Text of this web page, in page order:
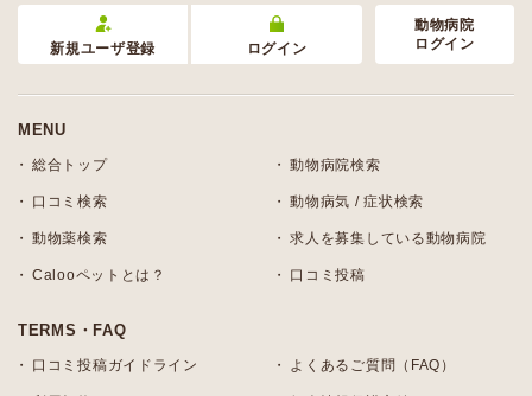
新規ユーザ登録 ログイン
動物病院
ログイン
MENU
総合トップ 動物病院検索
口コミ検索 動物病気 / 症状検索
動物薬検索 求人を募集している動物病院
Calooペットとは？ 口コミ投稿
TERMS・FAQ
口コミ投稿ガイドライン よくあるご質問（FAQ）